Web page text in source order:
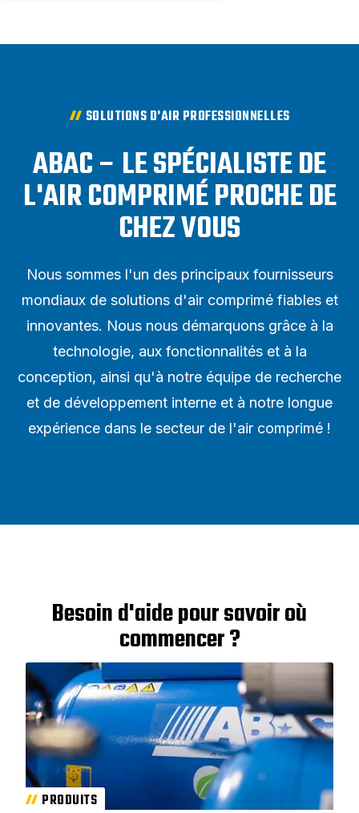
SOLUTIONS D'AIR PROFESSIONNELLES
ABAC – LE SPÉCIALISTE DE
L'AIR COMPRIMÉ PROCHE DE
CHEZ VOUS
Nous sommes l'un des principaux fournisseurs
mondiaux de solutions d'air comprimé fiables et
innovantes. Nous nous démarquons grâce à la
technologie, aux fonctionnalités et à la
conception, ainsi qu'à notre équipe de recherche
et de développement interne et à notre longue
expérience dans le secteur de l'air comprimé !
Besoin d'aide pour savoir où
commencer ?
PRODUITS